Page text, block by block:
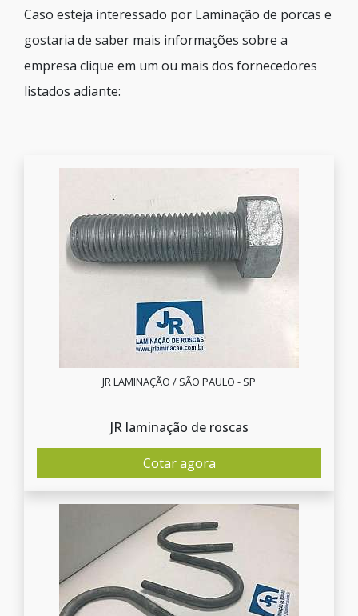
Caso esteja interessado por Laminação de porcas e
gostaria de saber mais informações sobre a
empresa clique em um ou mais dos fornecedores
listados adiante:
JR LAMINAÇÃO / SÃO PAULO - SP
JR laminação de roscas
Cotar agora